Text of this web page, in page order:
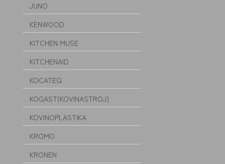
JUNO
KENWOOD
KITCHEN MUSE
KITCHENAID
KOCATEQ
KOGAST(KOVINASTROJ)
KOVINOPLASTIKA
KROMO
KRONEN